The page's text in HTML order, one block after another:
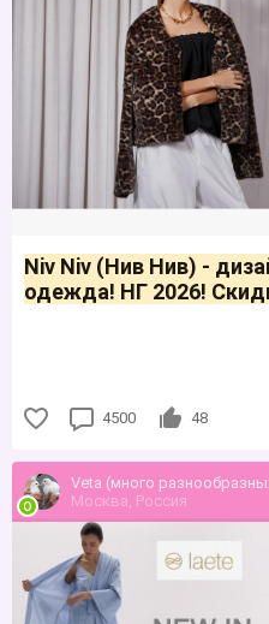
Niv Niv (Нив Нив) -
одежда! НГ 2026!
4500 48
Veta (много
Москва, Россия